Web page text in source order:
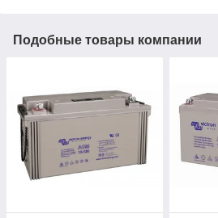
Подобные товары компании